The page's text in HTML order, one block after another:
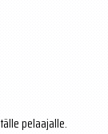
pelaajalle.